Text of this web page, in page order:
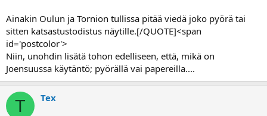
Ainakin Oulun ja Tornion tullissa pitää viedä joko pyörä tai
sitten katsastustodistus näytille.[/QUOTE]<span
id='postcolor'>
Niin, unohdin lisätä tohon edelliseen, että, mikä on
Joensuussa käytäntö; pyörällä vai papereilla....
T Tex